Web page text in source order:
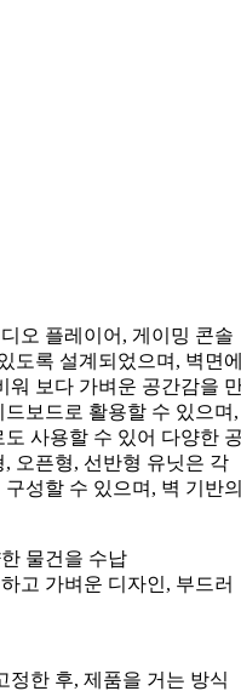
오 플레이어, 게이밍 콘솔
도록 설계되었으며, 벽면
워 보다 가벼운 공간감을
보드로 활용할 수 있으며,
사용할 수 있어 다양한
오픈형, 선반형 유닛은 각
성할 수 있으며, 벽 기반
물건을 수납
고 가벼운 디자인, 부드러
정한 후, 제품을 거는 방식